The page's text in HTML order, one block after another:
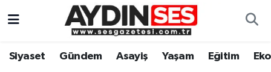
Siyaset Gündem Asayiş Yaşam Eğitim